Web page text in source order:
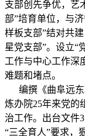
支部创先争优，艺
部”培育单位，与
样板支部”结对共
星党支部”。设立“
工作与中心工作深
难题和堵点。
编撰《曲阜远东
炼办院25年来党的
治工作。出台文件
“三全育人”要求，